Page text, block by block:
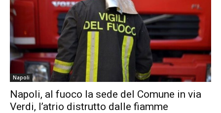
Napoli
Napoli, al fuoco la sede del Comune in via
Verdi, l’atrio distrutto dalle fiamme